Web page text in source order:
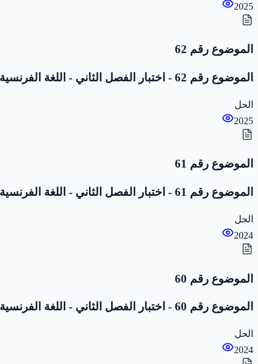
2025
الموضوع رقم 62
الموضوع رقم 62 - اختبار الفصل الثاني - اللغة الفرنسية - 1 متوسط
الحل
2025
الموضوع رقم 61
الموضوع رقم 61 - اختبار الفصل الثاني - اللغة الفرنسية - 1 متوسط
الحل
2024
الموضوع رقم 60
الموضوع رقم 60 - اختبار الفصل الثاني - اللغة الفرنسية - 1 متوسط
الحل
2024